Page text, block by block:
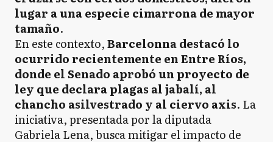
lugar a una especie cimarrona de mayor
tamaño.
En este contexto,Barcelonna destacó lo
ocurrido recientemente en Entre Ríos,
donde el Senado aprobó un proyecto de
ley que declara plagas al jabalí, al
chancho asilvestrado y al ciervo axis. La
iniciativa, presentada por la diputada
Gabriela Lena, busca mitigar el impacto de